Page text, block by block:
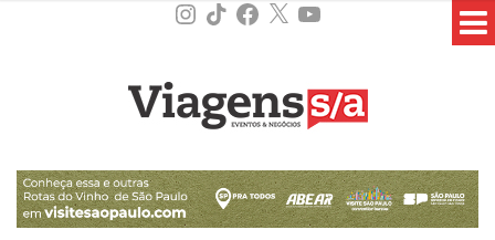
Instagram
TikTokFacebook
X YouTube